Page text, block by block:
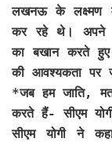
लखनऊ के लक्ष्मण
कर रहे थे। अपने
का बखान करते
की आवश्यकता पर
*जब हम जाति,
करते हैं- सीएम
सीएम योगी ने